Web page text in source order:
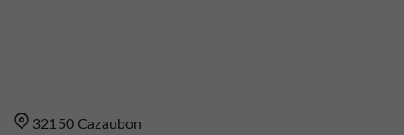
32150 Cazaubon